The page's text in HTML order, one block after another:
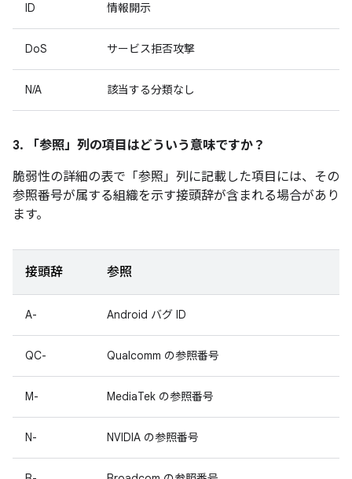
ID 情報開示
DoS サービス拒否攻撃
N/A 該当する分類なし
3. 「参照」 列の項目はどういう意味ですか？
脆弱性の詳細の表で「参照」 列に記載した項目には、その
参照番号が属する組織を示す接頭辞が含まれる場合があり
ます。
接頭辞 参照
A- Android バグ ID
QC- Qualcomm の参照番号
M- MediaTek の参照番号
N- NVIDIA の参照番号